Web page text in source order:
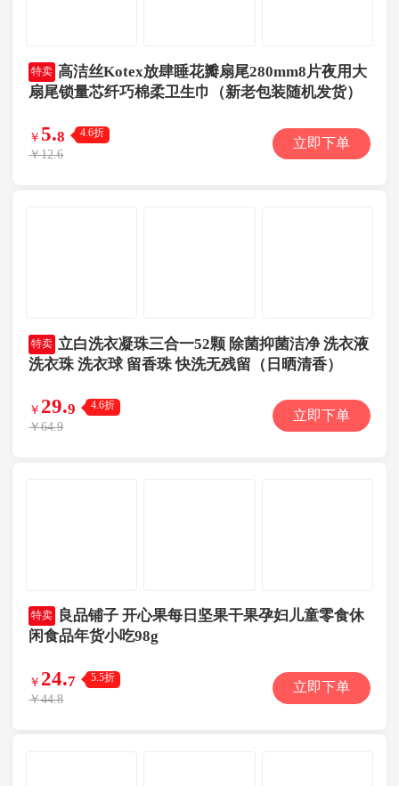
特卖 高洁丝Kotex放肆睡花瓣扇尾280mm8片夜用大
扇尾锁量芯纤巧棉柔卫生巾（新老包装随机发货）
￥ 5.8 4.6折
￥12.6
立即下单
特卖 立白洗衣凝珠三合一52颗 除菌抑菌洁净 洗衣液
洗衣珠 洗衣球 留香珠 快洗无残留（日晒清香）
￥ 29.9 4.6折
￥64.9
立即下单
特卖
良品铺子 开心果每日坚果干果孕妇儿童零食休
闲食品年货小吃98g
￥ 24.7 5.5折
￥44.8
立即下单